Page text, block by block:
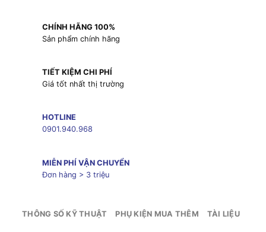
CHÍNH HÃNG 100%
Sản phẩm chính hãng
TIẾT KIỆM CHI PHÍ
Giá tốt nhất thị trường
HOTLINE
0901.940.968
MIỄN PHÍ VẬN CHUYỂN
Đơn hàng > 3 triệu
THÔNG SỐ KỸ THUẬT PHỤ KIỆN MUA THÊM TÀI LIỆU